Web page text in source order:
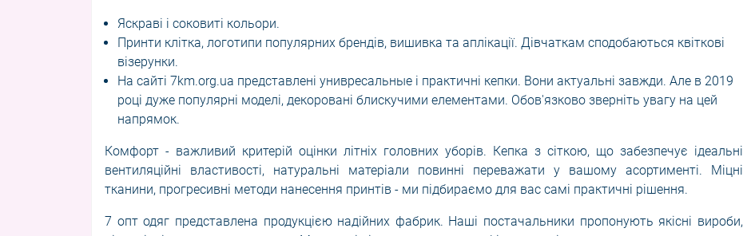
Яскраві і соковиті кольори.
Принти клітка, логотипи популярних брендів, вишивка та аплікації. Дівчаткам сподобаються квіткові
візерунки.
На сайті 7km.org.ua представлені унивресальные і практичні кепки. Вони актуальні завжди. Але в 2019
році дуже популярні моделі, декоровані блискучими елементами. Обов'язково зверніть увагу на цей
напрямок.
Комфорт - важливий критерій оцінки літніх головних уборів. Кепка з сіткою, що забезпечує ідеальні
вентиляційні властивості, натуральні матеріали повинні переважати у вашому асортименті. Міцні
тканини, прогресивні методи нанесення принтів - ми підбираємо для вас самі практичні рішення.
7 опт одяг представлена продукцією надійних фабрик. Наші постачальники пропонують якісні вироби,